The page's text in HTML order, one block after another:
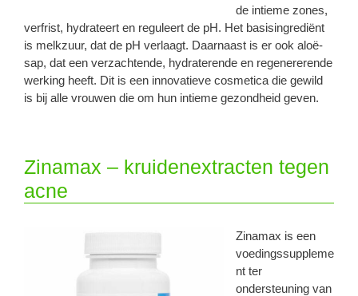
de intieme zones,
verfrist, hydrateert en reguleert de pH. Het basisingrediënt
is melkzuur, dat de pH verlaagt. Daarnaast is er ook aloë-
sap, dat een verzachtende, hydraterende en regenererende
werking heeft. Dit is een innovatieve cosmetica die gewild
is bij alle vrouwen die om hun intieme gezondheid geven.
Zinamax – kruidenextracten tegen
acne
Zinamax is een
voedingssuppleme
nt ter
ondersteuning van